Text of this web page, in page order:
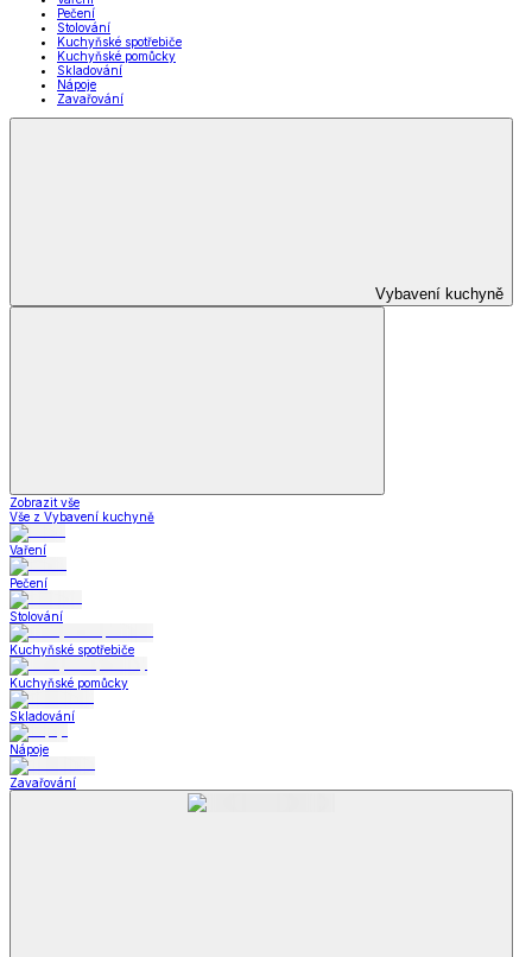
Pečení
Stolování
Kuchyňské spotřebiče
Kuchyňské pomůcky
Skladování
Nápoje
Zavařování
Vybavení kuchyně
Zobrazit vše
Vše z Vybavení kuchyně
Vaření
Pečení
Stolování
Kuchyňské spotřebiče
Kuchyňské pomůcky
Skladování
Nápoje
Zavařování